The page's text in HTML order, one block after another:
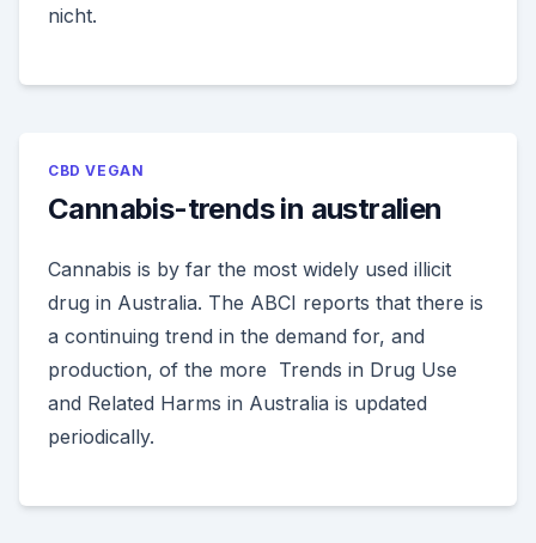
nicht.
CBD VEGAN
Cannabis-trends in australien
Cannabis is by far the most widely used illicit
drug in Australia. The ABCI reports that there is
a continuing trend in the demand for, and
production, of the more Trends in Drug Use
and Related Harms in Australia is updated
periodically.